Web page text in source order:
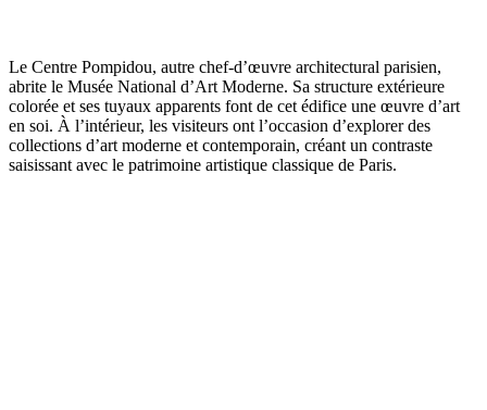
Le Centre Pompidou, autre chef-d’œuvre architectural parisien,
abrite le Musée National d’Art Moderne. Sa structure extérieure
colorée et ses tuyaux apparents font de cet édifice une œuvre d’art
en soi. À l’intérieur, les visiteurs ont l’occasion d’explorer des
collections d’art moderne et contemporain, créant un contraste
saisissant avec le patrimoine artistique classique de Paris.